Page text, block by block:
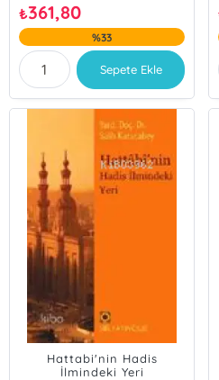
₺361,80
%33
Sepete Ekle
Hattabi'nin Hadis
İlmindeki Yeri